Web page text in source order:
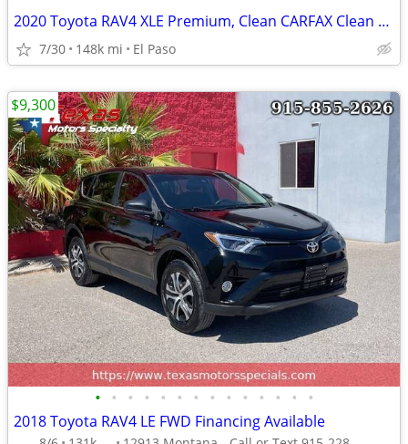
2020 Toyota RAV4 XLE Premium, Clean CARFAX Clean TITLE !!
7/30 148k mi El Paso
• • • • • • • • • • • • • •
2018 Toyota RAV4 LE FWD Financing Available
$9,300